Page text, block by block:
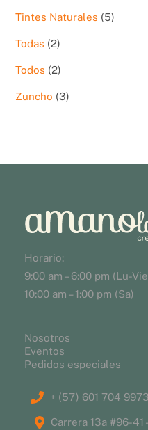
Tintes Naturales 55
Todas 22
Todos 22
Zuncho 33
Horario:
9:00 am – 6:00 pm (Lu-
10:00 am – 1:00 pm (Sa)
Nosotros
Eventos
Pedidos especiales
+ (57) 601 704 9973
Carrera 13a #96-41